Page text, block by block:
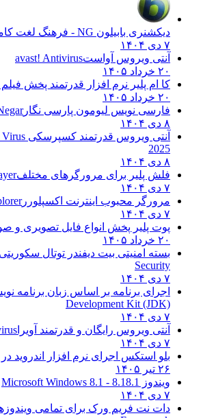
دیکشنری بابیلون NG - فرهنگ لغت کامپیوتر
۷ دی ۱۴۰۴
آنتی ویروس آواستavast! Antivirus
۲۰ خرداد ۱۴۰۵
کا ام پلیر نرم افزار قدرتمند پخش
۲۰ خرداد ۱۴۰۵
فارسی نویس لیومون پارسی نگار
۸ دی ۱۴۰۴
آنتی ویروس قدرتمند کسپرسکی 2025 Virus
2025
۸ دی ۱۴۰۴
فلش پلیر برای مرورگرهای مختلف
۷ دی ۱۴۰۴
مرورگر محبوب اینترنت اکسپلورر
۷ دی ۱۴۰۴
پوت پلیر پخش انواع فایل تصویری و
۲۰ خرداد ۱۴۰۵
بسته امنیتی بیت دیفندر توتال سکوریتی
Security
۷ دی ۱۴۰۴
اجرای برنامه بر اساس زبان برنامه
Development Kit (JDK)
۷ دی ۱۴۰۴
آنتی ویروس رایگان و قدرتمند آویرا
۷ دی ۱۴۰۴
بلو استکس اجرای نرم افزار اندروید
۲۶ تیر ۱۴۰۵
ویندوز 8.1
8.1 - Microsoft Windows 8.1
۷ دی ۱۴۰۴
دات نت فریم ورک برای تمامی